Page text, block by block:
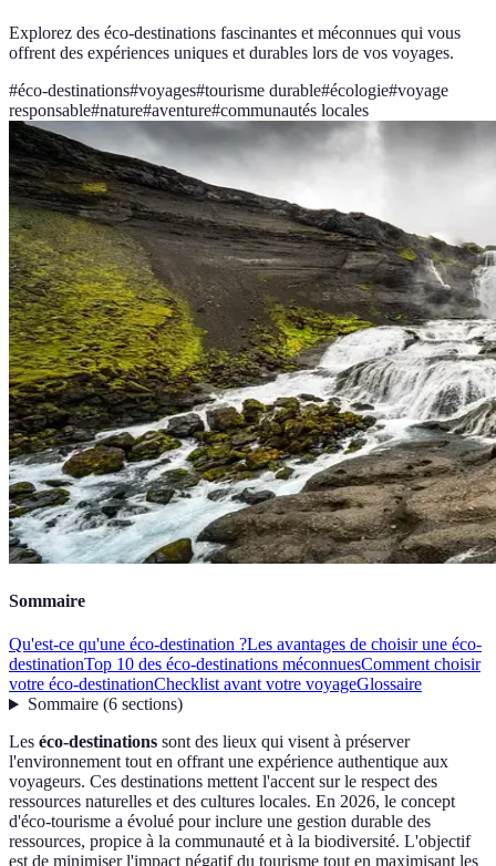
Explorez des éco-destinations fascinantes et méconnues qui vous
offrent des expériences uniques et durables lors de vos voyages.
#éco-destinations#voyages#tourisme durable#écologie#voyage
responsable#nature#aventure#communautés locales
Sommaire
Qu'est-ce qu'une éco-destination ?Les avantages de choisir une éco-
destinationTop 10 des éco-destinations méconnuesComment choisir
votre éco-destinationChecklist avant votre voyageGlossaire
Sommaire(6 sections)
Les éco-destinations sont des lieux qui visent à préserver
l'environnement tout en offrant une expérience authentique aux
voyageurs. Ces destinations mettent l'accent sur le respect des
ressources naturelles et des cultures locales. En 2026, le concept
d'éco-tourisme a évolué pour inclure une gestion durable des
ressources, propice à la communauté et à la biodiversité. L'objectif
est de minimiser l'impact négatif du tourisme tout en maximisant les